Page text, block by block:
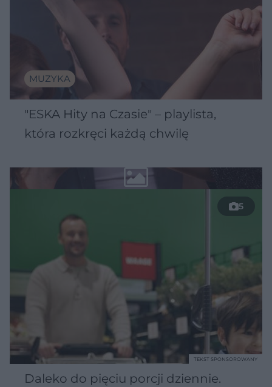
MUZYKA
"ESKA Hity na Czasie" – playlista,
która rozkręci każdą chwilę
5
Daleko do pięciu porcji dziennie.
TEKST SPONSOROWANY